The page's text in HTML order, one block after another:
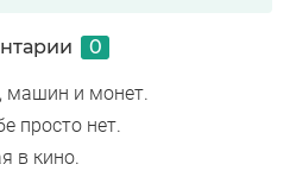
0
машин и монет.
просто нет.
в кино.